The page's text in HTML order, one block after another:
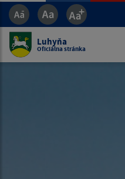
Luhyňa
Oficiálna stránka